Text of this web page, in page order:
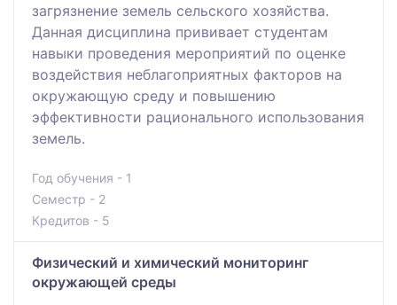
загрязнение земель сельского хозяйства.
Данная дисциплина прививает студентам
навыки проведения мероприятий по оценке
воздействия неблагоприятных факторов на
окружающую среду и повышению
эффективности рационального использования
земель.
Год обучения - 1
Семестр - 2
Кредитов - 5
Физический и химический мониторинг
окружающей среды